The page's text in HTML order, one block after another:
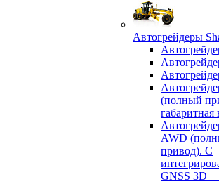
Автогрейдеры
(полный
габаритная
AWD
привод). С
GNSS 3D +